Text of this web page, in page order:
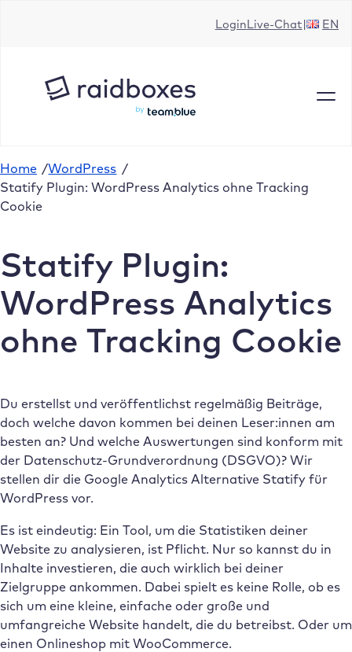
LoginLive-Chat EN
Home /WordPress /
Statify Plugin: WordPress Analytics ohne Tracking
Cookie
Statify Plugin:
WordPress Analytics
ohne Tracking Cookie
Du erstellst und veröffentlichst regelmäßig Beiträge,
doch welche davon kommen bei deinen Leser:innen am
besten an? Und welche Auswertungen sind konform mit
der Datenschutz-Grundverordnung (DSGVO)? Wir
stellen dir die Google Analytics Alternative Statify für
WordPress vor.
Es ist eindeutig: Ein Tool, um die Statistiken deiner
Website zu analysieren, ist Pflicht. Nur so kannst du in
Inhalte investieren, die auch wirklich bei deiner
Zielgruppe ankommen. Dabei spielt es keine Rolle, ob es
sich um eine kleine, einfache oder große und
umfangreiche Website handelt, die du betreibst. Oder um
einen Onlineshop mit WooCommerce.